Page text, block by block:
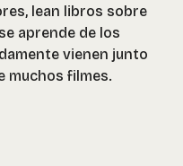
lean libros sobre
aprende de los
vienen junto
muchos filmes.